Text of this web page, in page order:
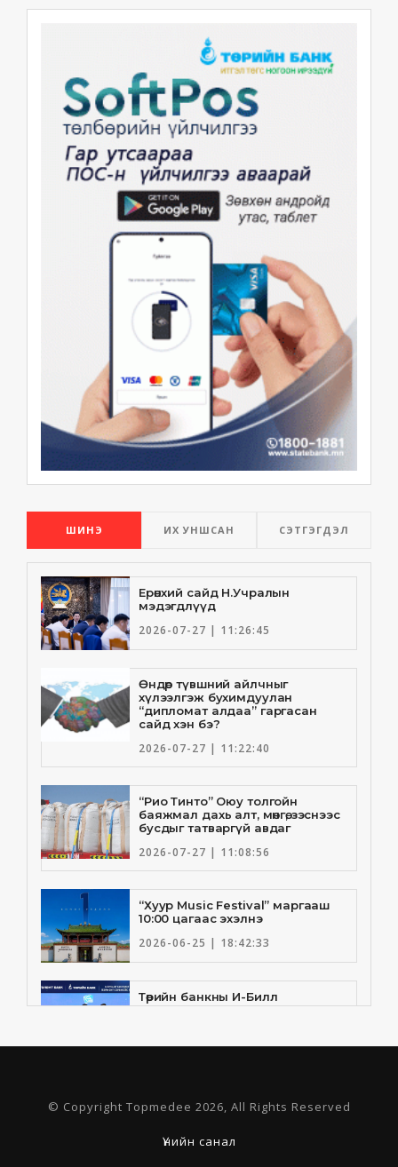
ШИНЭ ИХ УНШСАН СЭТГЭГДЭЛ
Ерөнхий сайд Н.Учралын
мэдэгдлүүд
2026-07-27 | 11:26:45
Өндөр түвшний айлчныг
хүлээлгэж бухимдуулан
“дипломат алдаа” гаргасан
сайд хэн бэ?
2026-07-27 | 11:22:40
“Рио Тинто” Оюу толгойн
баяжмал дахь алт, мөнгө, зэснээс
бусдыг татваргүй авдаг
2026-07-27 | 11:08:56
“Хуур Music Festival” маргааш
10:00 цагаас эхэлнэ
2026-06-25 | 18:42:33
Төрийн банкны И-Билл
үйлчилгээнд Голомт банк
2026-06-25 | 9:33:55
Төрийн банк, Санхүү Эдийн
Засгийн Их Сургууль хамтын
шинэчлэн байгууллаа
© Copyright Topmedee 2026, All Rights Reserved
Үнийн санал